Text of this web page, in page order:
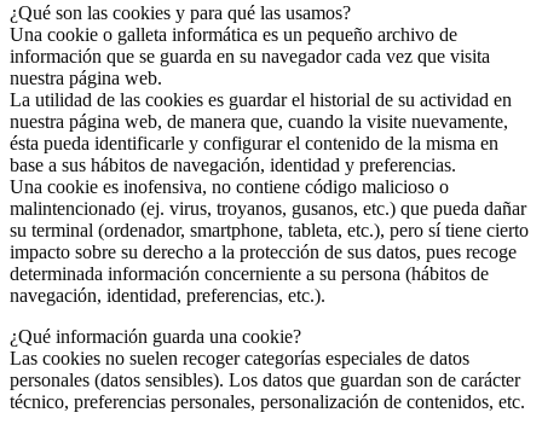
¿Qué son las cookies y para qué las usamos?
Una cookie o galleta informática es un pequeño archivo de
información que se guarda en su navegador cada vez que visita
nuestra página web.
La utilidad de las cookies es guardar el historial de su actividad en
nuestra página web, de manera que, cuando la visite nuevamente,
ésta pueda identificarle y configurar el contenido de la misma en
base a sus hábitos de navegación, identidad y preferencias.
Una cookie es inofensiva, no contiene código malicioso o
malintencionado (ej. virus, troyanos, gusanos, etc.) que pueda dañar
su terminal (ordenador, smartphone, tableta, etc.), pero sí tiene cierto
impacto sobre su derecho a la protección de sus datos, pues recoge
determinada información concerniente a su persona (hábitos de
navegación, identidad, preferencias, etc.).
¿Qué información guarda una cookie?
Las cookies no suelen recoger categorías especiales de datos
personales (datos sensibles). Los datos que guardan son de carácter
técnico, preferencias personales, personalización de contenidos, etc.